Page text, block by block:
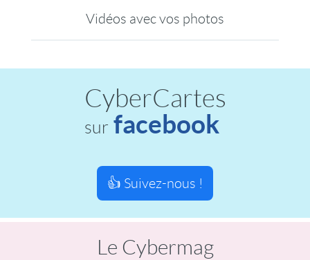
Vidéos avec vos photos
CyberCartes
sur facebook
👍 Suivez-nous !
Le Cybermag